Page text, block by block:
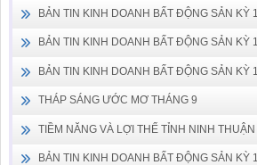
BẢN TIN KINH DOANH BẤT ĐỘNG SẢN KỲ
BẢN TIN KINH DOANH BẤT ĐỘNG SẢN KỲ
BẢN TIN KINH DOANH BẤT ĐỘNG SẢN KỲ
THÁP SÁNG ƯỚC MƠ THÁNG 9
TIỀM NĂNG VÀ LỢI THẾ TỈNH NINH THUẬN
BẢN TIN KINH DOANH BẤT ĐỘNG SẢN KỲ